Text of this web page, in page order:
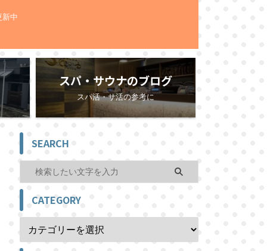
新中
スパ・サウナのブログ
スパ活・サ活の参考に
SEARCH
CATEGORY